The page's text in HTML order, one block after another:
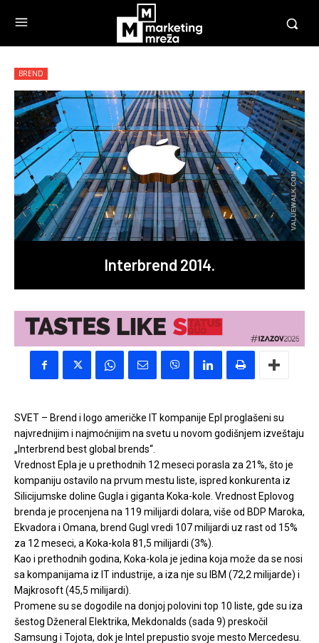
BREND
Interbrend 2014.
SVET – Brend i logo američke IT kompanije Epl proglašeni su
najvrednijim i najmoćnijim na svetu u novom godišnjem izveštaju
„Interbrend best global brends“.
Vrednost Epla je u prethodnih 12 meseci porasla za 21%, što je
kompaniju ostavilo na prvum mestu liste, ispred konkurenta iz
Silicijumske doline Gugla i giganta Koka-kole. Vrednost Eplovog
brenda je procenjena na 119 milijardi dolara, više od BDP Maroka,
Ekvadora i Omana, brend Gugl vredi 107 milijardi uz rast od 15%
za 12 meseci, a Koka-kola 81,5 milijardi (3%).
Kao i prethodnih godina, Koka-kola je jedina koja može da se nosi
sa kompanijama iz IT industrije, a iza nje su IBM (72,2 milijarde) i
Majkrosoft (45,5 milijardi).
Promene su se dogodile na donjoj polovini top 10 liste, gde su iza
šestog Dženeral Elektrika, Mekdonalds (sada 9) preskočil
Samsung i Tojota, dok je Intel prepustio svoje mesto Mercedesu.